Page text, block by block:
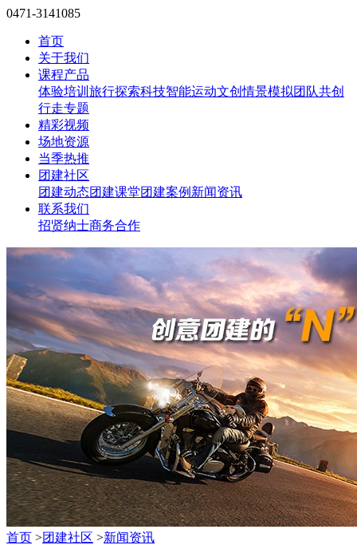
0471-3141085
首页
关于我们
课程产品
体验培训 旅行探索科技智能运动文创情景模拟团队共创
行走专题
精彩视频
场地资源
当季热推
团建社区
团建动态团建课堂团建案例 新闻资讯
联系我们
招贤纳士商务合作
首页 >团建社区 >新闻资讯